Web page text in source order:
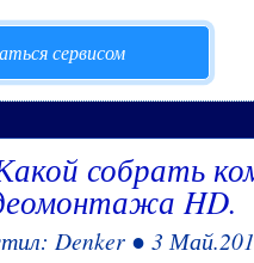
сервисом
собрать
HD.
Denker ● 3